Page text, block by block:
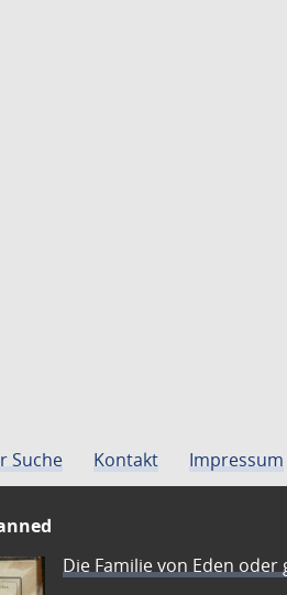
Suche Kontakt Impressum
Die Familie von Eden